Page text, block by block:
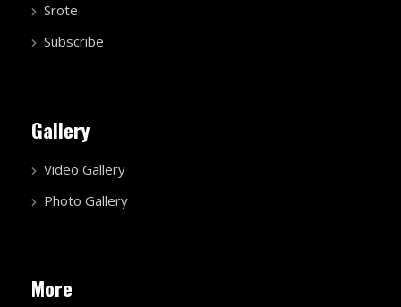
Srote
Subscribe
Gallery
Video Gallery
Photo Gallery
More